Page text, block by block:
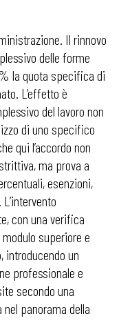
Il rinnovo
delle forme
la quota specifica di
L’effetto è
del lavoro non
di uno specifico
qui l’accordo non
ma prova a
esenzioni,
con una verifica
superiore e
introducendo un
professionale e
secondo una
panorama della